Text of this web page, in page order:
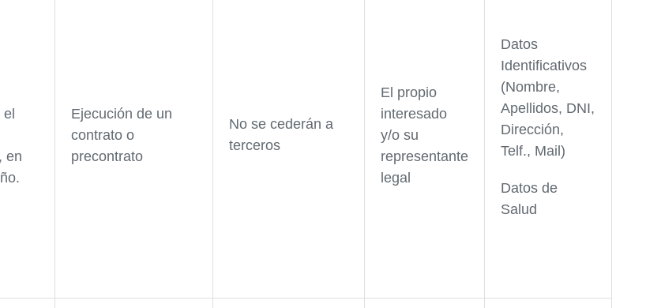
en
Ejecución de un
contrato o
precontrato
No se cederán a
terceros
El propio
interesado
y/o su
representante
legal
Datos
Identificativos
(Nombre,
Apellidos, DNI,
Dirección,
Telf., Mail)
Datos de
Salud